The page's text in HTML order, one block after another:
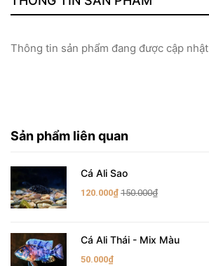
Thông tin sản phẩm đang được cập nhật
Sản phẩm liên quan
Cá Ali Sao
120.000₫ 150.000₫
Cá Ali Thái - Mix Màu
50.000₫